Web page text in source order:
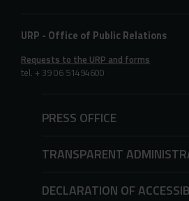
URP - Office of Public Relations
Requests to the URP and forms
tel. + 39 06 51494600
PRESS OFFICE
TRANSPARENT
DECLARATION OF